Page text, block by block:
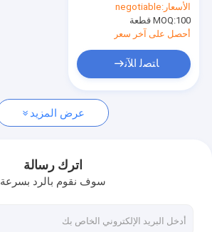
مقياس التيار الكهربائي للوحة التناظرية
المقابس الكهربائية الصناعية
مآخذ الطاقة الصناعية
63A EN61095
الأسعار:negotiable
MOQ:100 قطعة
أحصل على آخر سعر
ﺎﺘﺼﻟ ﺍﻶﻧ
عرض المزيد
اترك رسالة
سوف نقوم بالرد بسرعة